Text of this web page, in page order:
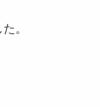
。